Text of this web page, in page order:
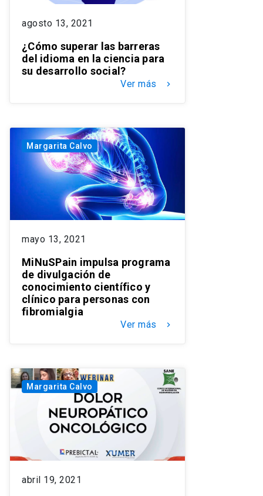
agosto 13, 2021
¿Cómo superar las barreras
del idioma en la ciencia para
su desarrollo social?
Ver más keyboard_arrow_right
Margarita Calvo
mayo 13, 2021
MiNuSPain impulsa programa
de divulgación de
conocimiento científico y
clínico para personas con
fibromialgia
Ver más keyboard_arrow_right
Margarita Calvo
abril 19, 2021